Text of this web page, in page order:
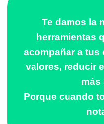
Te damos la
herramientas
acompañar a tus
valores, reducir
más
Porque cuando